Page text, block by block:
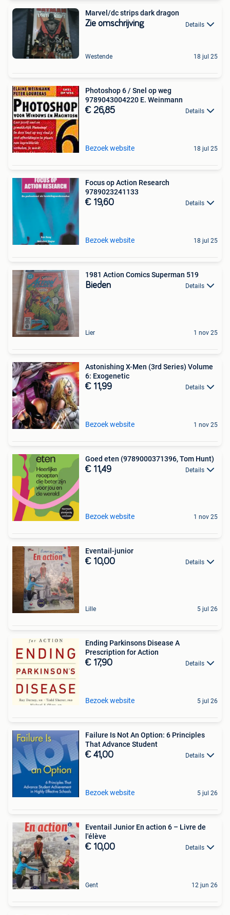
Marvel/dc strips dark dragon
Zie omschrijving Details
Westende 18 jul 25
Photoshop 6 / Snel op weg
9789043004220 E. Weinmann
€ 26,85 Details
Bezoek website 18 jul 25
Focus op Action Research
9789023241133
€ 19,60 Details
Bezoek website 18 jul 25
1981 Action Comics Superman 519
Bieden Details
Lier 1 nov 25
Astonishing X-Men (3rd Series) Volume
6: Exogenetic
€ 11,99 Details
Bezoek website 1 nov 25
Goed eten (9789000371396, Tom Hunt)
€ 11,49 Details
Bezoek website 1 nov 25
Eventail-junior
€ 10,00 Details
Lille 5 jul 26
Ending Parkinsons Disease A
Prescription for Action
€ 17,90 Details
Bezoek website 5 jul 26
Failure Is Not An Option: 6 Principles
That Advance Student
€ 41,00 Details
Bezoek website 5 jul 26
Eventail Junior En action 6 – Livre de
l'élève
€ 10,00 Details
Gent 12 jun 26